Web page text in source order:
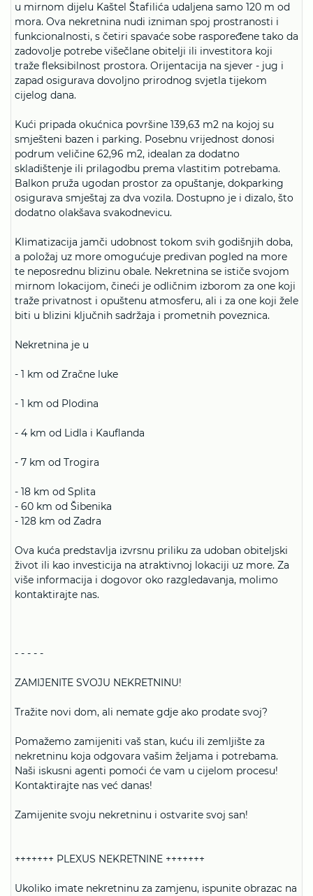
u mirnom dijelu Kaštel Štafilića udaljena samo 120 m od
mora. Ova nekretnina nudi izniman spoj prostranosti i
funkcionalnosti, s četiri spavaće sobe raspoređene tako da
zadovolje potrebe višečlane obitelji ili investitora koji
traže fleksibilnost prostora. Orijentacija na sjever - jug i
zapad osigurava dovoljno prirodnog svjetla tijekom
cijelog dana.
Kući pripada okućnica površine 139,63 m2 na kojoj su
smješteni bazen i parking. Posebnu vrijednost donosi
podrum veličine 62,96 m2, idealan za dodatno
skladištenje ili prilagodbu prema vlastitim potrebama.
Balkon pruža ugodan prostor za opuštanje, dokparking
osigurava smještaj za dva vozila. Dostupno je i dizalo, što
dodatno olakšava svakodnevicu.
Klimatizacija jamči udobnost tokom svih godišnjih doba,
a položaj uz more omogućuje predivan pogled na more
te neposrednu blizinu obale. Nekretnina se ističe svojom
mirnom lokacijom, čineći je odličnim izborom za one koji
traže privatnost i opuštenu atmosferu, ali i za one koji žele
biti u blizini ključnih sadržaja i prometnih poveznica.
Nekretnina je u
- 1 km od Zračne luke
- 1 km od Plodina
- 4 km od Lidla i Kauflanda
- 7 km od Trogira
- 18 km od Splita
- 60 km od Šibenika
- 128 km od Zadra
Ova kuća predstavlja izvrsnu priliku za udoban obiteljski
život ili kao investicija na atraktivnoj lokaciji uz more. Za
više informacija i dogovor oko razgledavanja, molimo
kontaktirajte nas.
- - - - -
ZAMIJENITE SVOJU NEKRETNINU!
Tražite novi dom, ali nemate gdje ako prodate svoj?
Pomažemo zamijeniti vaš stan, kuću ili zemljište za
nekretninu koja odgovara vašim željama i potrebama.
Naši iskusni agenti pomoći će vam u cijelom procesu!
Kontaktirajte nas već danas!
Zamijenite svoju nekretninu i ostvarite svoj san!
+++++++ PLEXUS NEKRETNINE +++++++
Ukoliko imate nekretninu za zamjenu, ispunite obrazac na